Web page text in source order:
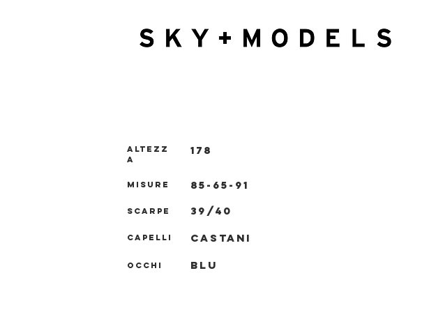
ALTEZZ
A
MISURE
SCARPE
CAPELLI
OCCHI
178
85-65-91
39/40
CASTANI
BLU